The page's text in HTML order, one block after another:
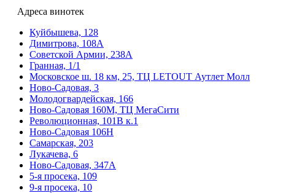
Адреса винотек
Куйбышева, 128
Димитрова, 108А
Советской Армии, 238А
Гранная, 1/1
Московское ш. 18 км, 25, ТЦ LETOUT Аутлет Молл
Ново-Садовая, 3
Молодогвардейская, 166
Ново-Садовая 160М, ТЦ МегаСити
Революционная, 101В к.1
Ново-Садовая 106Н
Самарская, 203
Лукачева, 6
Ново-Садовая, 347А
5-я просека, 109
9-я просека, 10